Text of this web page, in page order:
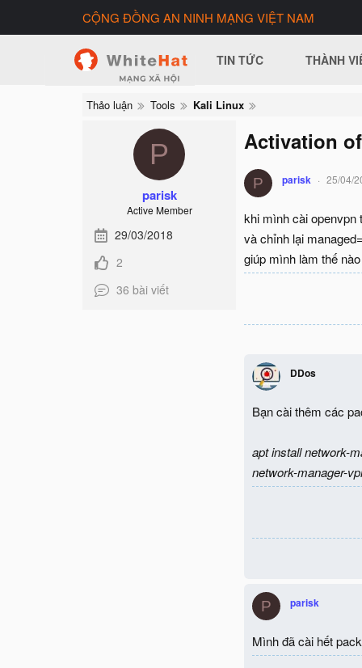
CỘNG ĐỒNG AN NINH MẠNG VIỆT NAM
TIN TỨC THÀNH
Thảo luận Tools Kali Linux
P
parisk
Active Member
29/03/2018
2
36 bài viết
Activation
P parisk 25/04/
khi mình cài openvpn
và chỉnh lại
giúp mình làm thế
DDos
Bạn cài thêm các
apt install network-
network-manager-
P parisk
Mình đã cài hết